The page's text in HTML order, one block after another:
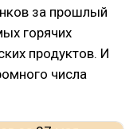
за прошлый
горячих
продуктов. И
числа